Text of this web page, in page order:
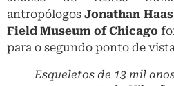
antropólogos Jonathan Haas
Field Museum of Chicago
para o segundo ponto de
Esqueletos de 13 mil